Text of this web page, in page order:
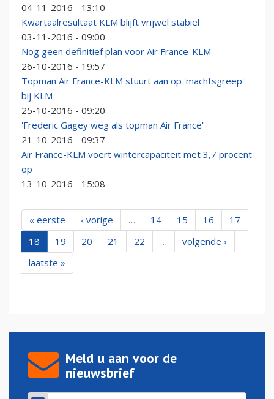
04-11-2016 - 13:10
Kwartaalresultaat KLM blijft vrijwel stabiel
03-11-2016 - 09:00
Nog geen definitief plan voor Air France-KLM
26-10-2016 - 19:57
Topman Air France-KLM stuurt aan op 'machtsgreep'
bij KLM
25-10-2016 - 09:20
'Frederic Gagey weg als topman Air France'
21-10-2016 - 09:37
Air France-KLM voert wintercapaciteit met 3,7 procent
op
13-10-2016 - 15:08
« eerste ‹ vorige … 14 15 16
17
18
19 20 21 22 …
volgende ›
laatste »
Meld u aan voor de
nieuwsbrief